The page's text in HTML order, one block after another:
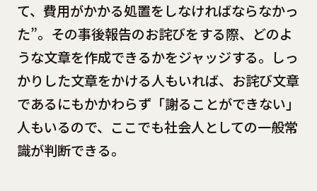
て、費用がかかる処置をしなければならなかっ
た”。その事後報告のお詫びをする際、どのよ
うな文章を作成できるかをジャッジする。しっ
かりした文章をかける人もいれば、お詫び文章
であるにもかかわらず「謝ることができない」
人もいるので、ここでも社会人としての一般常
識が判断できる。